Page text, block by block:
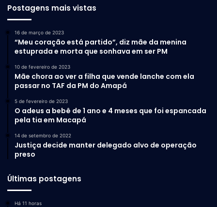
Postagens mais vistas
16 de março de 2023
“Meu coração está partido”, diz mãe da menina
estuprada e morta que sonhava em ser PM
10 de fevereiro de 2023
Mãe chora ao ver a filha que vende lanche com ela
passar no TAF da PM do Amapá
5 de fevereiro de 2023
O adeus a bebê de 1 ano e 4 meses que foi espancada
pela tia em Macapá
14 de setembro de 2022
Justiça decide manter delegado alvo de operação
preso
Últimas postagens
Há 11 horas